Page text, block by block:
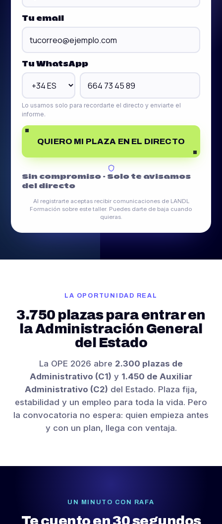
Tu email
Tu WhatsApp
Lo usamos solo para recordarte el directo y enviarte el
informe.
QUIERO MI PLAZA EN EL DIRECTO
Sin compromiso · Solo te avisamos
del directo
Al registrarte aceptas recibir comunicaciones de LANDL
Formación sobre este taller. Puedes darte de baja cuando
quieras.
LA OPORTUNIDAD REAL
3.750 plazas para entrar en
la Administración General
del Estado
La OPE 2026 abre 2.300 plazas de
Administrativo (C1) y 1.450 de Auxiliar
Administrativo (C2) del Estado. Plaza fija,
estabilidad y un empleo para toda la vida. Pero
la convocatoria no espera: quien empieza antes
y con un plan, llega con ventaja.
UN MINUTO CON RAFA
Te cuento en 30 segundos